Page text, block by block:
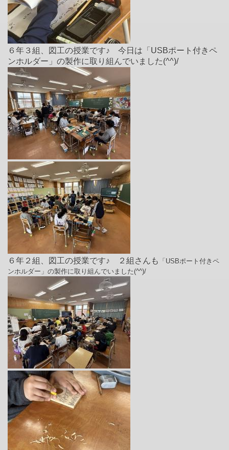
６年３組、図工の授業です♪ 今日は「USBポート付きペ
ンホルダー」の製作に取り組んでいました(^^)/
６年２組、図工の授業です♪ ２組さんも 「USBポート付きペ
ンホルダー」の製作に取り組んでいました(^^)/